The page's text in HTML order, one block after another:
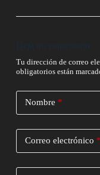
Deja un comentario
Tu dirección de correo
obligatorios están
Nombre *
Correo electrónico *